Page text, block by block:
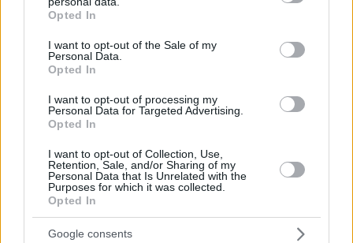
grant or deny consent to Google and its third-party tags to
use your data for below specified purposes in below Google
consent section.
Opted In
I want to opt-out of the Sale of my
Personal Data.
Opted In
I want to opt-out of processing my
Personal Data for Targeted Advertising.
Opted In
I want to opt-out of Collection, Use,
Retention, Sale, and/or Sharing of my
Personal Data that Is Unrelated with the
Purposes for which it was collected.
Opted In
Google consents
Κάποιοι συλλέκτες μίλησαν ακόμη και για
πιθανή υποβάθμιση του luxury status της
ειρωνικά σχόλια άρχισαν να κυκλοφορούν πριν
καν ξεκινήσει η διάθεση του προϊόντος.
Η ανησυχία είναι προφανής: όταν ένα
αντικείμενο πολυτέλειας γίνεται υπερβολικά
προσβάσιμο, κινδυνεύει να χάσει μέρος της
αποκλειστικότητάς του.